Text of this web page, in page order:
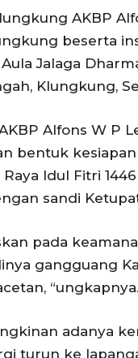
AKBP
beserta
Jalaga
Klungkung,
Alfons W P
bentuk
Idul Fitri
sandi
pada
gangguang
“ungkapnya.
adanya
turun ke